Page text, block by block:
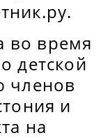
во время
детской
членов
и
на